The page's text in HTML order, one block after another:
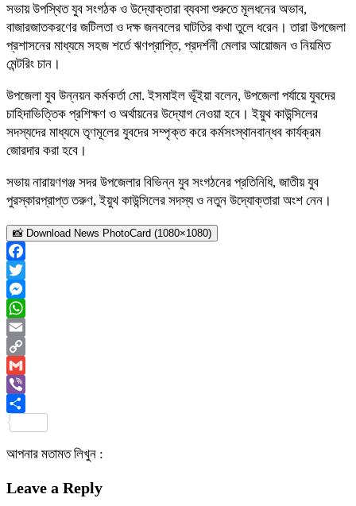
সভায় উপস্থিত যুব সংগঠক ও উদ্যোক্তারা ব্যবসা শুরুতে মূলধনের অভাব,
বাজারজাতকরণের জটিলতা ও দক্ষ জনবলের ঘাটতির কথা তুলে ধরেন। তারা উপজেলা
প্রশাসনের মাধ্যমে সহজ শর্তে ঋণপ্রাপ্তি, প্রদর্শনী মেলার আয়োজন ও নিয়মিত
মেন্টরিং চান।
উপজেলা যুব উন্নয়ন কর্মকর্তা মো. ইসমাইল ভূঁইয়া বলেন, উপজেলা পর্যায়ে যুবদের
চাহিদাভিত্তিক প্রশিক্ষণ ও অর্থায়নের উদ্যোগ নেওয়া হবে। ইয়ুথ কাউন্সিলের
সদস্যদের মাধ্যমে তৃণমূলের যুবদের সম্পৃক্ত করে কর্মসংস্থানবান্ধব কার্যক্রম
জোরদার করা হবে।
সভায় নারায়ণগঞ্জ সদর উপজেলার বিভিন্ন যুব সংগঠনের প্রতিনিধি, জাতীয় যুব
পুরস্কারপ্রাপ্ত তরুণ, ইয়ুথ কাউন্সিলের সদস্য ও নতুন উদ্যোক্তারা অংশ নেন।
📸 Download News PhotoCard (1080×1080)
Facebook
Twitter
Messenger
WhatsApp
Email
Copy
Link
Gmail
Viber
আপনার মতামত লিখুন :
Leave a Reply